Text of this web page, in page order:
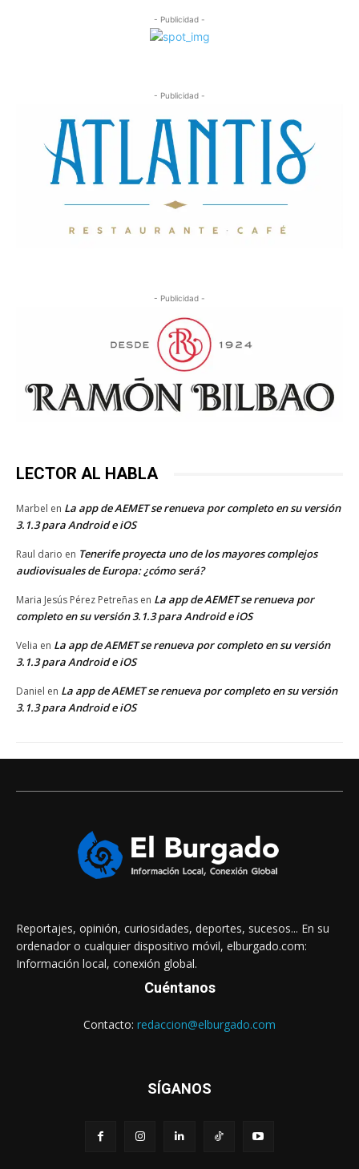
- Publicidad -
- Publicidad -
- Publicidad -
LECTOR AL HABLA
Marbel en La app de AEMET se renueva por completo en su versión
3.1.3 para Android e iOS
Raul dario en Tenerife proyecta uno de los mayores complejos
audiovisuales de Europa: ¿cómo será?
Maria Jesús Pérez Petreñas en La app de AEMET se renueva por
completo en su versión 3.1.3 para Android e iOS
Velia en La app de AEMET se renueva por completo en su versión
3.1.3 para Android e iOS
Daniel en La app de AEMET se renueva por completo en su versión
3.1.3 para Android e iOS
Reportajes, opinión, curiosidades, deportes, sucesos... En su
ordenador o cualquier dispositivo móvil, elburgado.com:
Información local, conexión global.
Cuéntanos
Contacto: redaccion@elburgado.com
SÍGANOS